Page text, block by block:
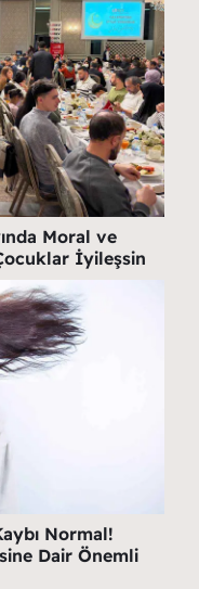
Moral ve
İyileşsin
Normal!
Dair Önemli